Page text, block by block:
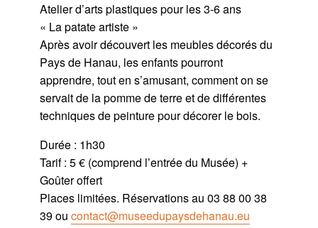
Atelier d’arts plastiques pour les 3-6 ans
« La patate artiste »
Après avoir découvert les meubles décorés du
Pays de Hanau, les enfants pourront
apprendre, tout en s’amusant, comment on se
servait de la pomme de terre et de différentes
techniques de peinture pour décorer le bois.
Durée : 1h30
Tarif : 5 € (comprend l’entrée du Musée) +
Goûter offert
Places limitées. Réservations au 03 88 00 38
39 ou contact@museedupaysdehanau.eu